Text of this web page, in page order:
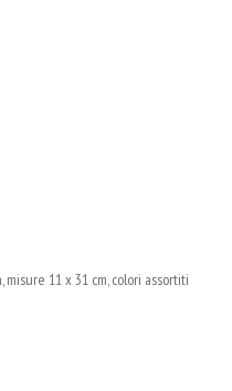
11 x 31 cm, colori assortiti